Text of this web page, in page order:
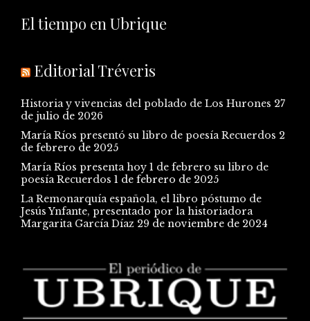
El tiempo en Ubrique
Editorial Tréveris
Historia y vivencias del poblado de Los Hurones 27
de julio de 2026
María Ríos presentó su libro de poesía Recuerdos 2
de febrero de 2025
María Ríos presenta hoy 1 de febrero su libro de
poesía Recuerdos 1 de febrero de 2025
La Remonarquía española, el libro póstumo de
Jesús Ynfante, presentado por la historiadora
Margarita García Díaz 29 de noviembre de 2024